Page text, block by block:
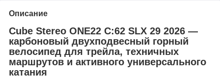
Описание
Cube Stereo ONE22 C:62 SLX 29 2026 —
карбоновый двухподвесный горный
велосипед для трейла, техничных
маршрутов и активного универсального
катания